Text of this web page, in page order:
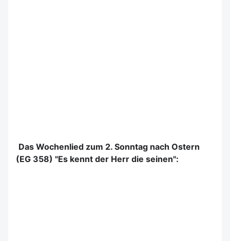
Das Wochenlied zum 2. Sonntag nach Ostern
(EG 358) "Es kennt der Herr die seinen":